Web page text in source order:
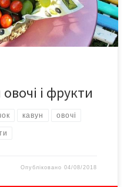
корисною для […]
і фрукти
кавун овочі
Опубліковано04/08/2018